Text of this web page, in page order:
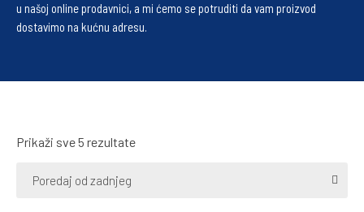
u našoj online prodavnici, a mi ćemo se potruditi da vam proizvod
dostavimo na kućnu adresu.
Prikaži sve 5 rezultate
Poredaj od zadnjeg